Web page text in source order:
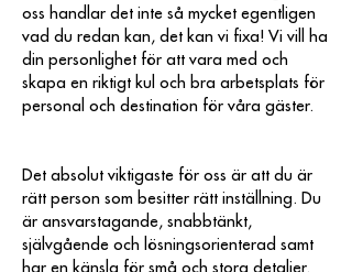
oss handlar det inte så mycket egentligen
vad du redan kan, det kan vi fixa! Vi vill ha
din personlighet för att vara med och
skapa en riktigt kul och bra arbetsplats för
personal och destination för våra gäster.
Det absolut viktigaste för oss är att du är
rätt person som besitter rätt inställning. Du
är ansvarstagande, snabbtänkt,
självgående och lösningsorienterad samt
har en känsla för små och stora detaljer.